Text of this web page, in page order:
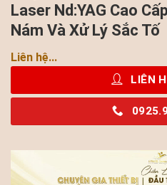
Laser Nd:YAG Cao
Nám Và Xử Lý Sắc Tố
Liên hệ...
LIÊN